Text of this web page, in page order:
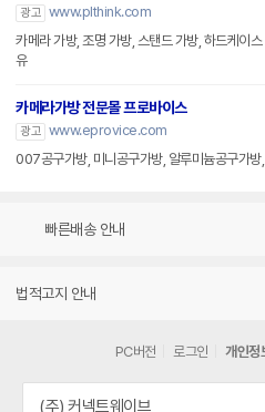
광고 www.plthink.com
카메라 가방, 조명 가방, 스탠드 가방, 하드케이
유
카메라가방 전문몰 프로바이스
광고 www.eprovice.com
007공구가방, 미니공구가방, 알루미늄공구가
빠른배송 안내
법적고지 안내
PC버전 로그인 개인정
(주) 커넥트웨이브